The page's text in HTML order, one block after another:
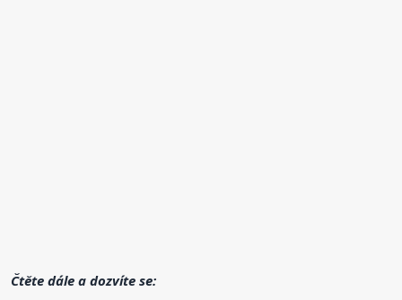
Čtěte dále a dozvíte se: